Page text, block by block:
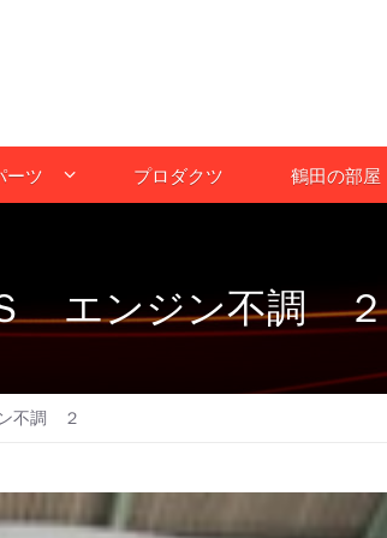
ーツ プロダクツ 鶴田の部屋
エンジン不調 ２
不調 ２